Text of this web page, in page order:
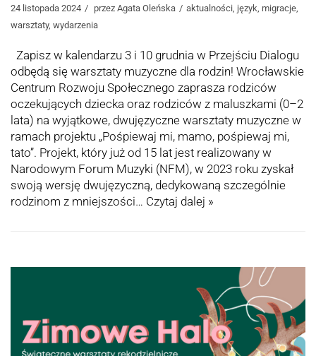
24 listopada 2024 przez Agata Oleńska aktualności język migracje
warsztaty, wydarzenia
Zapisz w kalendarzu 3 i 10 grudnia w Przejściu Dialogu
odbędą się warsztaty muzyczne dla rodzin! Wrocławskie
Centrum Rozwoju Społecznego zaprasza rodziców
oczekujących dziecka oraz rodziców z maluszkami (0–2
lata) na wyjątkowe, dwujęzyczne warsztaty muzyczne w
ramach projektu „Pośpiewaj mi, mamo, pośpiewaj mi,
tato”. Projekt, który już od 15 lat jest realizowany w
Narodowym Forum Muzyki (NFM), w 2023 roku zyskał
swoją wersję dwujęzyczną, dedykowaną szczególnie
rodzinom z mniejszości… Czytaj dalej »